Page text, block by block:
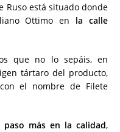
Ruso está situado donde
Ottimo en la calle
que no lo sepáis, en
tártaro del producto,
el nombre de Filete
paso más en la calidad,